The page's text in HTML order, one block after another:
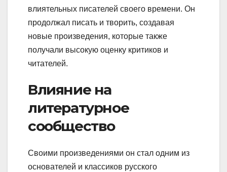
влиятельных писателей своего времени. Он
продолжал писать и творить, создавая
новые произведения, которые также
получали высокую оценку критиков и
читателей.
Влияние на
литературное
сообщество
Своими произведениями он стал одним из
основателей и классиков русского